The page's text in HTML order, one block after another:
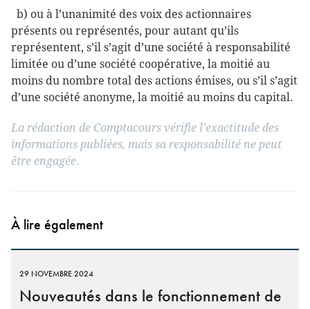
b) ou à l’unanimité des voix des actionnaires
présents ou représentés, pour autant qu’ils
représentent, s’il s’agit d’une société à responsabilité
limitée ou d’une société coopérative, la moitié au
moins du nombre total des actions émises, ou s’il s’agit
d’une société anonyme, la moitié au moins du capital.
La rédaction de Comptacours vérifie l’exactitude des
informations publiées, mais sa responsabilité ne peut
être engagée.
À lire également
29 NOVEMBRE 2024
Nouveautés dans le fonctionnement de